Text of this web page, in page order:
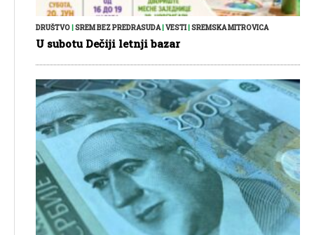
DRUŠTVO SREM BEZ PREDRASUDA| VESTI| SREMSKA MITROVICA
U subotu Dečiji letnji bazar